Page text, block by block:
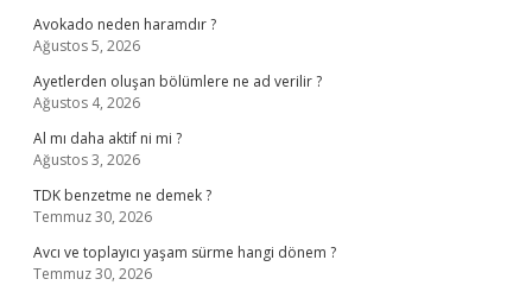
Avokado neden haramdır ?
Ağustos 5, 2026
Ayetlerden oluşan bölümlere ne ad verilir ?
Ağustos 4, 2026
Al mı daha aktif ni mi ?
Ağustos 3, 2026
TDK benzetme ne demek ?
Temmuz 30, 2026
Avcı ve toplayıcı yaşam sürme hangi dönem ?
Temmuz 30, 2026